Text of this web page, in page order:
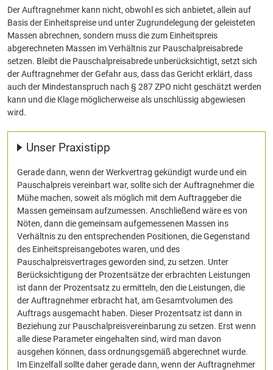
Der Auftragnehmer kann nicht, obwohl es sich anbietet, allein auf
Basis der Einheitspreise und unter Zugrundelegung der geleisteten
Massen abrechnen, sondern muss die zum Einheitspreis
abgerechneten Massen im Verhältnis zur Pauschalpreisabrede
setzen. Bleibt die Pauschalpreisabrede unberücksichtigt, setzt sich
der Auftragnehmer der Gefahr aus, dass das Gericht erklärt, dass
auch der Mindestanspruch nach § 287 ZPO nicht geschätzt werden
kann und die Klage möglicherweise als unschlüssig abgewiesen
wird.
Unser Praxistipp
Gerade dann, wenn der Werkvertrag gekündigt wurde und ein
Pauschalpreis vereinbart war, sollte sich der Auftragnehmer die
Mühe machen, soweit als möglich mit dem Auftraggeber die
Massen gemeinsam aufzumessen. Anschließend wäre es von
Nöten, dann die gemeinsam aufgemessenen Massen ins
Verhältnis zu den entsprechenden Positionen, die Gegenstand
des Einheitspreisangebotes waren, und des
Pauschalpreisvertrages geworden sind, zu setzen. Unter
Berücksichtigung der Prozentsätze der erbrachten Leistungen
ist dann der Prozentsatz zu ermitteln, den die Leistungen, die
der Auftragnehmer erbracht hat, am Gesamtvolumen des
Auftrags ausgemacht haben. Dieser Prozentsatz ist dann in
Beziehung zur Pauschalpreisvereinbarung zu setzen. Erst wenn
alle diese Parameter eingehalten sind, wird man davon
ausgehen können, dass ordnungsgemäß abgerechnet wurde.
Im Einzelfall sollte daher gerade dann, wenn der Auftragnehmer